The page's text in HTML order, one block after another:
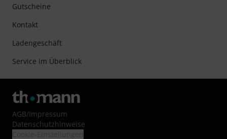
Gutscheine
Kontakt
Ladengeschäft
Service im Überblick
AGB/Impressum
Datenschutzhinweise